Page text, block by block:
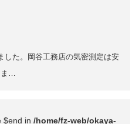
た。岡谷工務店の気密測定は安
…
$end in /home/fz-web/okaya-